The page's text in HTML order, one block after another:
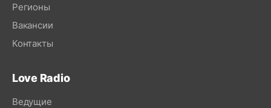
Регионы
Вакансии
Контакты
Love Radio
Ведущие